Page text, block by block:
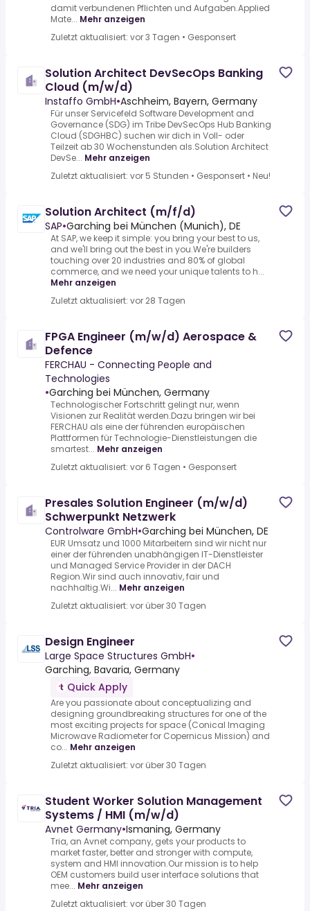
damit verbundenen Pflichten und Aufgaben.Applied
Mate... Mehr anzeigen
Zuletzt aktualisiert: vor 3 Tagen • Gesponsert
Solution Architect DevSecOps Banking
Cloud (m/w/d)
Instaffo GmbH•Aschheim, Bayern, Germany
Für unser Servicefeld Software Development and
Governance (SDG) im Tribe DevSecOps Hub Banking
Cloud (SDGHBC) suchen wir dich in Voll- oder
Teilzeit ab 30 Wochenstunden als.Solution Architect
DevSe... Mehr anzeigen
Zuletzt aktualisiert: vor 5 Stunden • Gesponsert • Neu!
Solution Architect (m/f/d)
SAP•Garching bei München (Munich), DE
At SAP, we keep it simple: you bring your best to us,
and we'll bring out the best in you.We're builders
touching over 20 industries and 80% of global
commerce, and we need your unique talents to h...
Mehr anzeigen
Zuletzt aktualisiert: vor 28 Tagen
FPGA Engineer (m/w/d) Aerospace &
Defence
FERCHAU - Connecting People and
Technologies
•Garching bei München, Germany
Technologischer Fortschritt gelingt nur, wenn
Visionen zur Realität werden.Dazu bringen wir bei
FERCHAU als eine der führenden europäischen
Plattformen für Technologie-Dienstleistungen die
smartest... Mehr anzeigen
Zuletzt aktualisiert: vor 6 Tagen • Gesponsert
Presales Solution Engineer (m/w/d)
Schwerpunkt Netzwerk
Controlware GmbH•Garching bei München, DE
EUR Umsatz und 1000 Mitarbeitern sind wir nicht nur
einer der führenden unabhängigen IT-Dienstleister
und Managed Service Provider in der DACH
Region.Wir sind auch innovativ, fair und
nachhaltig.Wi... Mehr anzeigen
Zuletzt aktualisiert: vor über 30 Tagen
Design Engineer
Large Space Structures GmbH•
Garching, Bavaria, Germany
Quick Apply
Are you passionate about conceptualizing and
designing groundbreaking structures for one of the
most exciting projects for space (Conical Imaging
Microwave Radiometer for Copernicus Mission) and
co... Mehr anzeigen
Zuletzt aktualisiert: vor über 30 Tagen
Student Worker Solution Management
Systems / HMI (m/w/d)
Avnet Germany•Ismaning, Germany
Tria, an Avnet company, gets your products to
market faster, better and stronger with compute,
system and HMI innovation.Our mission is to help
OEM customers build user interface solutions that
mee... Mehr anzeigen
Zuletzt aktualisiert: vor über 30 Tagen